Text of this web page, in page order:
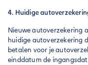
4. Huidige
Nieuwe autoverzekering
huidige autoverzekering
betalen voor je
einddatum de